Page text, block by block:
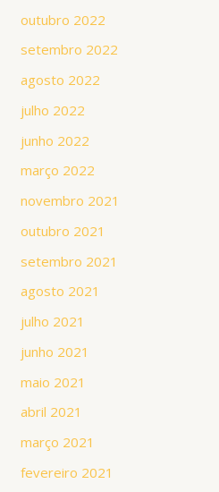
outubro 2022
setembro 2022
agosto 2022
julho 2022
junho 2022
março 2022
novembro 2021
outubro 2021
setembro 2021
agosto 2021
julho 2021
junho 2021
maio 2021
abril 2021
março 2021
fevereiro 2021